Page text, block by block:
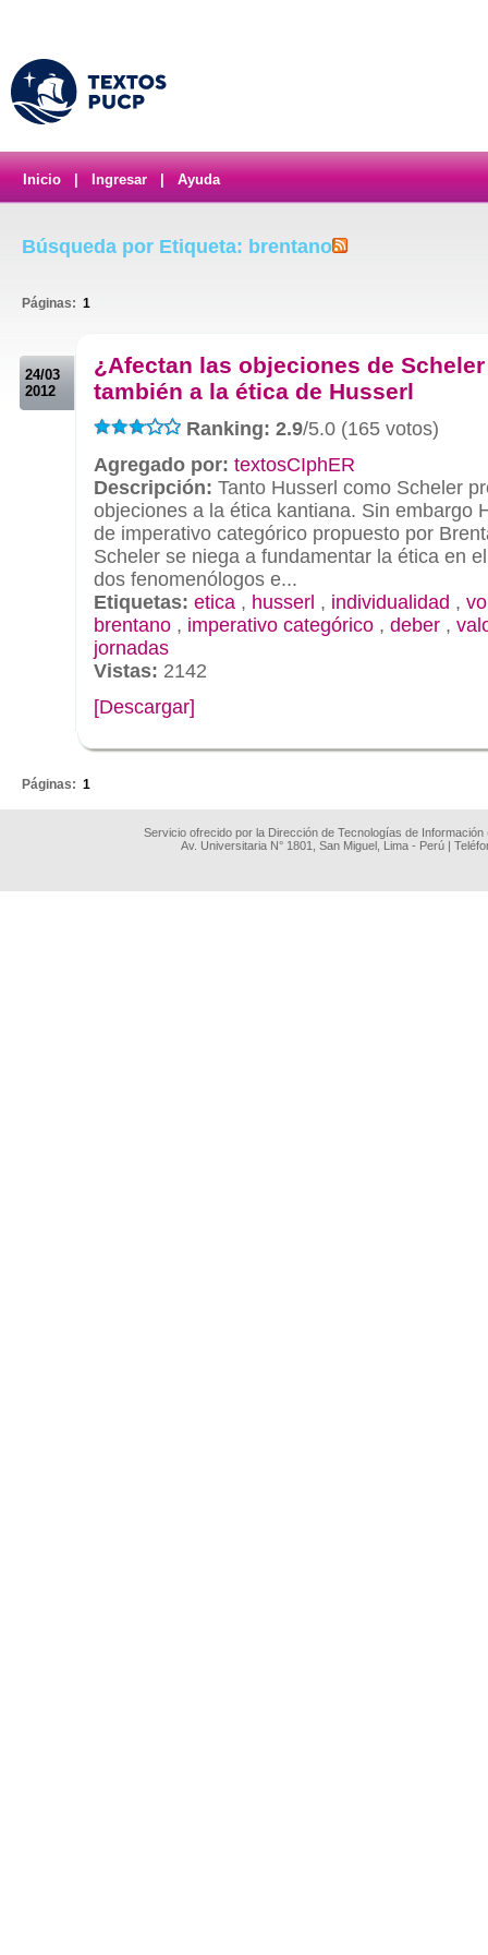
Inicio Ingresar Ayuda
Búsqueda por Etiqueta: brentano
Páginas: 1
24/03
2012
¿Afectan las objeciones de
también a la ética de Husserl
Ranking: 2.9/5.0 (165 votos)
Agregado por: textosCIphER
Descripción: Tanto Husserl como Scheler
objeciones a la ética kantiana. Sin embargo
de imperativo categórico propuesto por
Scheler se niega a fundamentar la ética en
dos fenomenólogos e...
Etiquetas: etica , husserl , individualidad ,
brentano , imperativo categórico , deber ,
jornadas
Vistas: 2142
[Descargar]
Páginas: 1
Servicio ofrecido por la Dirección de Tecnologías de
Av. Universitaria N° 1801, San Miguel, Lima - Perú |